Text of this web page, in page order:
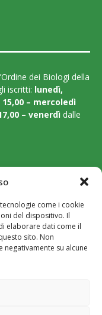
come i cookie
del dispositivo. Il
elaborare dati come il
sito. Non
su alcune
dei Biologi della
iscritti: lunedì,
15,00 – mercoledì
– venerdì dalle